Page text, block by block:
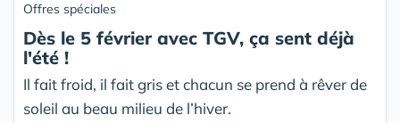
Offres spéciales
Dès le 5 février avec TGV, ça sent déjà
l'été !
Il fait froid, il fait gris et chacun se prend à rêver de
soleil au beau milieu de l’hiver.